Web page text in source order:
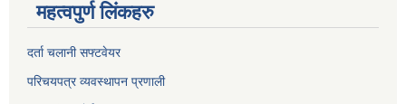
महत्वपुर्ण लिंकहरु
दर्ता चलानी सफ्टवेयर
परिचयपत्र व्यवस्थापन प्रणाली